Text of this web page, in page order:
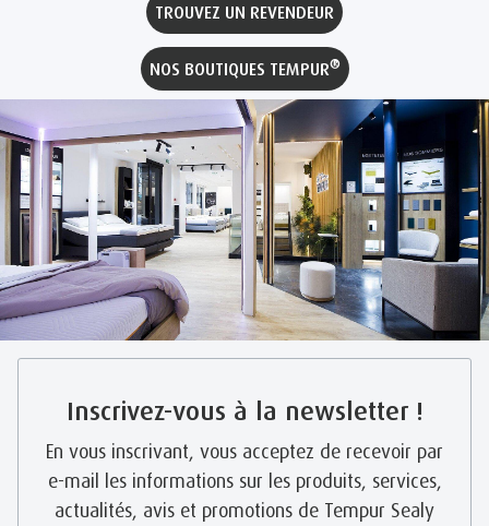
TROUVEZ UN REVENDEUR
NOS BOUTIQUES TEMPUR®
Inscrivez-vous à la newsletter !
En vous inscrivant, vous acceptez de recevoir par
e-mail les informations sur les produits, services,
actualités, avis et promotions de Tempur Sealy